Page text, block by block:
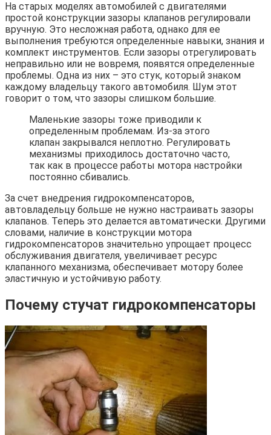
На старых моделях автомобилей с двигателями
простой конструкции зазоры клапанов регулировали
вручную. Это несложная работа, однако для ее
выполнения требуются определенные навыки, знания и
комплект инструментов. Если зазоры отрегулировать
неправильно или не вовремя, появятся определенные
проблемы. Одна из них – это стук, который знаком
каждому владельцу такого автомобиля. Шум этот
говорит о том, что зазоры слишком большие.
Маленькие зазоры тоже приводили к
определенным проблемам. Из-за этого
клапан закрывался неплотно. Регулировать
механизмы приходилось достаточно часто,
так как в процессе работы мотора настройки
постоянно сбивались.
За счет внедрения гидрокомпенсаторов,
автовладельцу больше не нужно настраивать зазоры
клапанов. Теперь это делается автоматически. Другими
словами, наличие в конструкции мотора
гидрокомпенсаторов значительно упрощает процесс
обслуживания двигателя, увеличивает ресурс
клапанного механизма, обеспечивает мотору более
эластичную и устойчивую работу.
Почему стучат гидрокомпенсаторы